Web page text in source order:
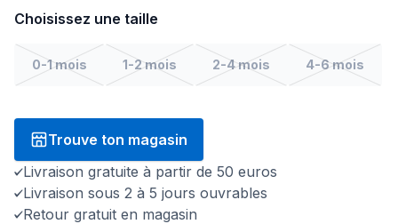
Choisissez une taille
0-1 mois 1-2 mois 2-4 mois 4-6 mois
Trouve ton magasin
Livraison gratuite à partir de 50 euros
Livraison sous 2 à 5 jours ouvrables
Retour gratuit en magasin